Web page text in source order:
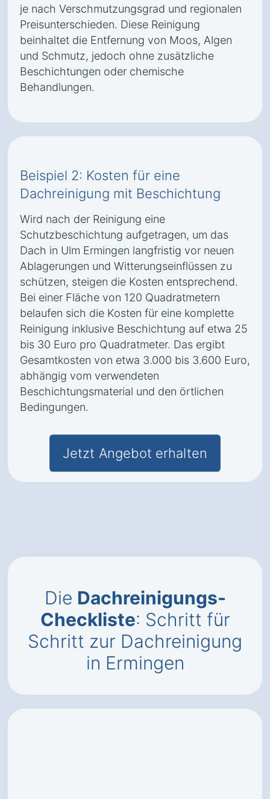
je nach Verschmutzungsgrad und regionalen
Preisunterschieden. Diese Reinigung
beinhaltet die Entfernung von Moos, Algen
und Schmutz, jedoch ohne zusätzliche
Beschichtungen oder chemische
Behandlungen.
Beispiel 2: Kosten für eine
Dachreinigung mit Beschichtung
Wird nach der Reinigung eine
Schutzbeschichtung aufgetragen, um das
Dach in Ulm Ermingen langfristig vor neuen
Ablagerungen und Witterungseinflüssen zu
schützen, steigen die Kosten entsprechend.
Bei einer Fläche von 120 Quadratmetern
belaufen sich die Kosten für eine komplette
Reinigung inklusive Beschichtung auf etwa 25
bis 30 Euro pro Quadratmeter. Das ergibt
Gesamtkosten von etwa 3.000 bis 3.600 Euro,
abhängig vom verwendeten
Beschichtungsmaterial und den örtlichen
Bedingungen.
Jetzt Angebot erhalten
Die Dachreinigungs-
Checkliste: Schritt für
Schritt zur Dachreinigung
in Ermingen